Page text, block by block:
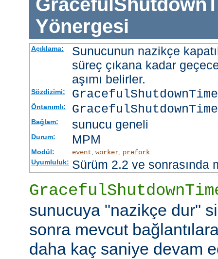
Yönergesi
Açıklama:
Sunucunun nazikçe
süreç çıkana kadar
aşımı belirler.
Sözdizimi:
Öntanımlı:
Bağlam: sunucu geneli
Durum: MPM
Modül: event, worker, prefork
Uyumluluk: Sürüm 2.2 ve sonrasında
sunucuya "nazikçe dur"
sonra mevcut
daha kaç saniye devam